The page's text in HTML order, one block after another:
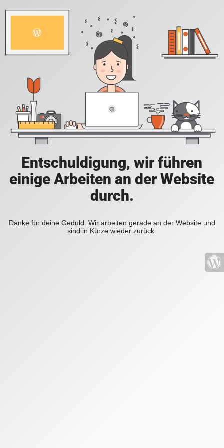
Entschuldigung, wir führen
einige Arbeiten an der Website
durch.
Danke für deine Geduld. Wir arbeiten gerade an der Website und
sind in Kürze wieder zurück.